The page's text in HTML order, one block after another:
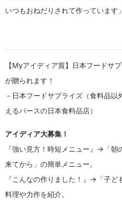
いつもおねだりされて作っています」
【Myアイディア賞】日本フードサ
が贈られます！
－日本フードサプライズ（食料品
えるパースの日本食料品店）
アイディア大募集！
『強い見方！時短メニュー』→「朝
来てから」の簡単メニュー。
『こんなの作りました！』→「子ど
料理や力作を紹介。